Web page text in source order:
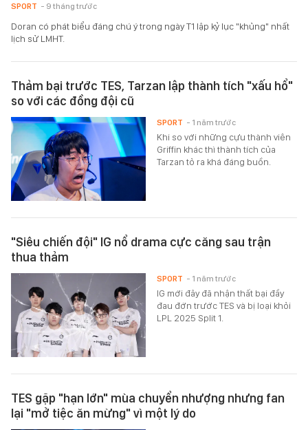
SPORT - 9 tháng trước
Doran có phát biểu đáng chú ý trong ngày T1 lập kỷ lục "khủng" nhất
lịch sử LMHT.
Thảm bại trước TES, Tarzan lập thành tích "xấu hổ"
so với các đồng đội cũ
Khi so với những cựu thành viên
Griffin khác thì thành tích của
Tarzan tỏ ra khá đáng buồn.
SPORT - 1 năm trước
"Siêu chiến đội" IG nổ drama cực căng sau trận
thua thảm
IG mới đây đã nhận thất bại đầy
đau đớn trước TES và bị loại khỏi
LPL 2025 Split 1.
SPORT - 1 năm trước
TES gặp "hạn lớn" mùa chuyển nhượng nhưng fan
lại "mở tiệc ăn mừng" vì một lý do